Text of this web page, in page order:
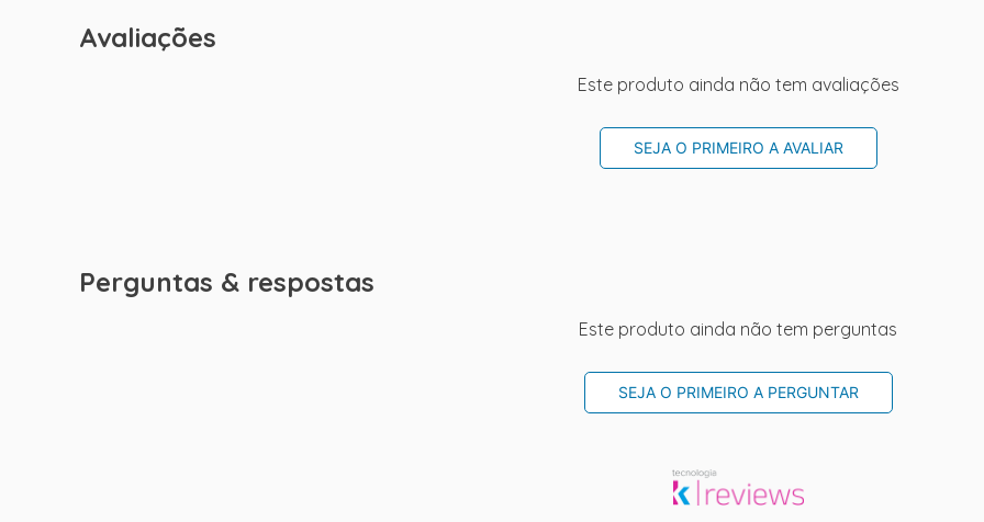
Avaliações
Este produto ainda não tem avaliações
SEJA O PRIMEIRO A AVALIAR
Perguntas & respostas
Este produto ainda não tem perguntas
SEJA O PRIMEIRO A PERGUNTAR